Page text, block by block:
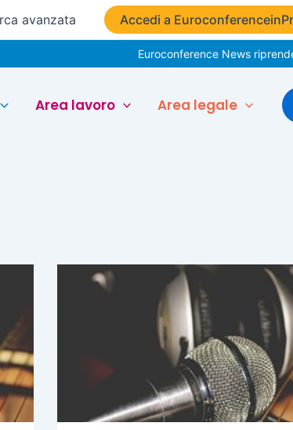
avanzata Accedi a
Euroconference News riprenderà
Area lavoro Area legale